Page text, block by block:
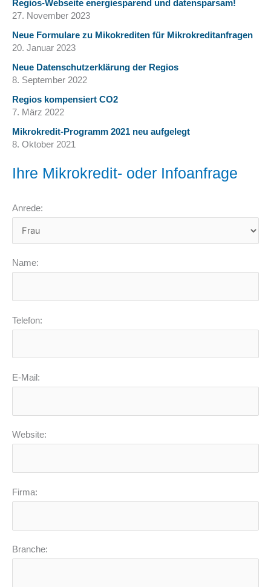
Regios-Webseite energiesparend und datensparsam!
27. November 2023
Neue Formulare zu Mikokrediten für Mikrokreditanfragen
20. Januar 2023
Neue Datenschutzerklärung der Regios
8. September 2022
Regios kompensiert CO2
7. März 2022
Mikrokredit-Programm 2021 neu aufgelegt
8. Oktober 2021
Ihre Mikrokredit- oder Infoanfrage
Anrede:
Name:
Telefon:
E-Mail:
Website:
Firma:
Branche: